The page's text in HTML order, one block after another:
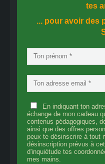
tes
... pour avoir des
En indiquant ton
échange de mon cadeau
contenus pédagogiques,
ainsi que des offres
peux te désinscrire à tout
désinscription prévus à
d'inquiétude tes
mes mains.